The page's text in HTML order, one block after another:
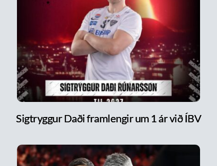
Sigtryggur Daði framlengir um 1 ár við ÍBV